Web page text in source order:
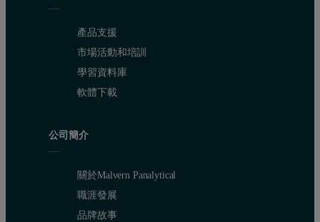
產品支援
市場活動和培訓
學習資料庫
軟體下載
公司簡介
關於Malvern Panalytical
職涯發展
品牌故事